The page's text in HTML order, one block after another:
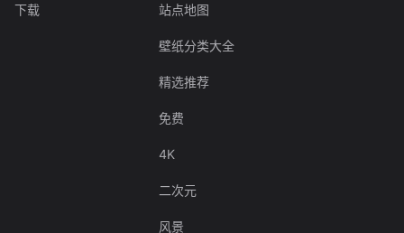
下载 站点地图
壁纸分类大全
精选推荐
免费
4K
二次元
风景